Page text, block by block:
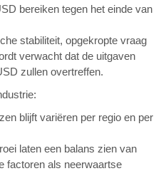
bereiken tegen het einde van
stabiliteit, opgekropte vraag
verwacht dat de uitgaven
zullen overtreffen.
blijft variëren per regio en per
laten een balans zien van
factoren als neerwaartse